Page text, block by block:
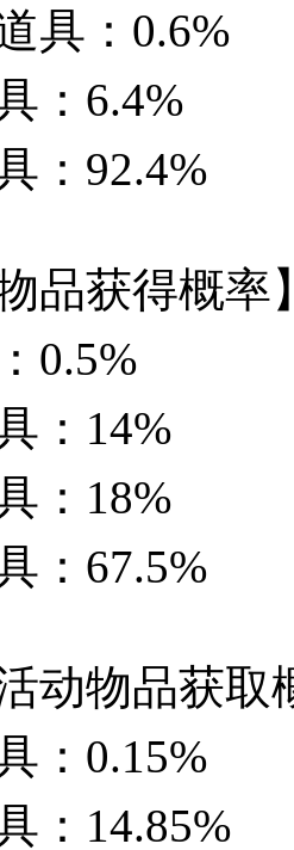
具：0.6%
：6.4%
：92.4%
品获得概率
0.5%
：14%
：18%
：67.5%
动物品获取
：0.15%
：14.85%